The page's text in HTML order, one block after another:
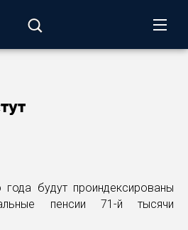
будут проиндексированы
пенсии 71-й тысячи